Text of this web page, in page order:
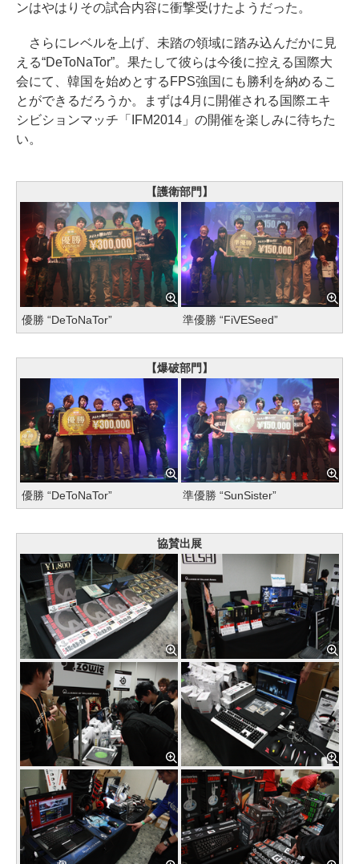
ンはやはりその試合内容に衝撃受けたようだった。
さらにレベルを上げ、未踏の領域に踏み込んだかに見
える“DeToNaTor”。果たして彼らは今後に控える国際大
会にて、韓国を始めとするFPS強国にも勝利を納めるこ
とができるだろうか。まずは4月に開催される国際エキ
シビションマッチ「IFM2014」の開催を楽しみに待ちた
い。
【護衛部門】
優勝 “DeToNaTor” 準優勝 “FiVESeed”
【爆破部門】
優勝 “DeToNaTor” 準優勝 “SunSister”
協賛出展